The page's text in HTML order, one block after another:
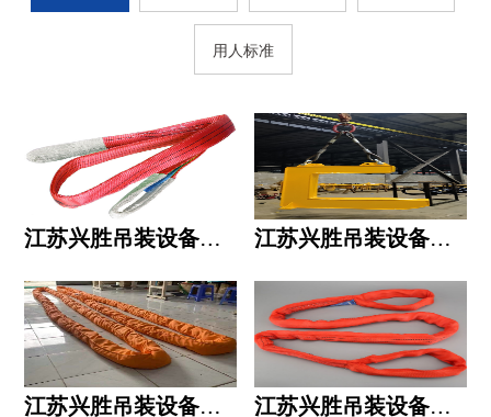
用人标准
江苏兴胜吊装设备有限公司的用人标准 江苏兴胜吊装设备有限公司的六大统一
江苏兴胜吊装设备有限公司五大透明 江苏兴胜吊装设备有限公司运作模式